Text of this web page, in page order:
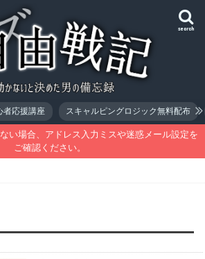
search
者応援講座 スキャルピングロジック無料配布
い場合、アドレス入力ミスや迷惑メール設定を
ご確認ください。